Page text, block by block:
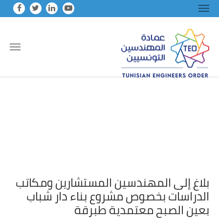
بلاغ إلى المهندسين المستشارين ومكاتب
الدراسات بخصوص مشروع بناء دار شباب
بعين الصبح معتمدية طبرقة